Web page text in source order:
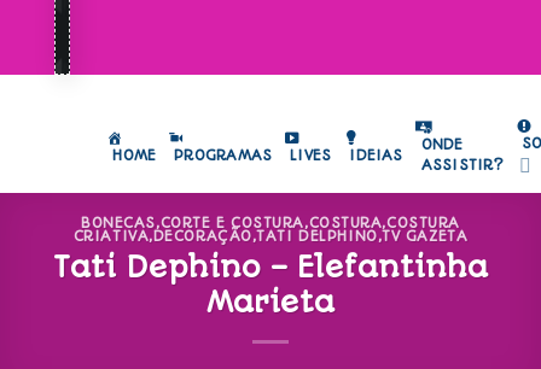
HOME PROGRAMAS LIVES IDEIAS
ONDE
ASSISTIR?
BONECAS,CORTE E COSTURA,COSTURA,COSTURA
CRIATIVA,DECORAÇÃO,TATI DELPHINO,TV GAZETA
Tati Dephino – Elefantinha
Marieta